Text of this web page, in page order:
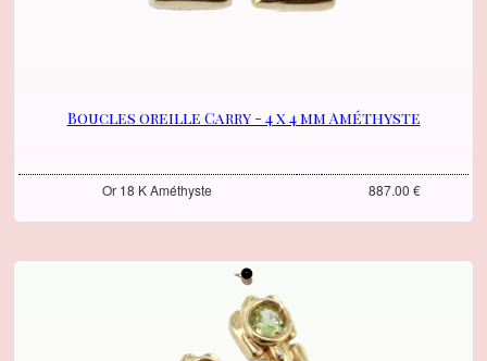
Boucles oreille Carry - 4 x 4 mm Améthyste
Or 18 K Améthyste 887.00 €